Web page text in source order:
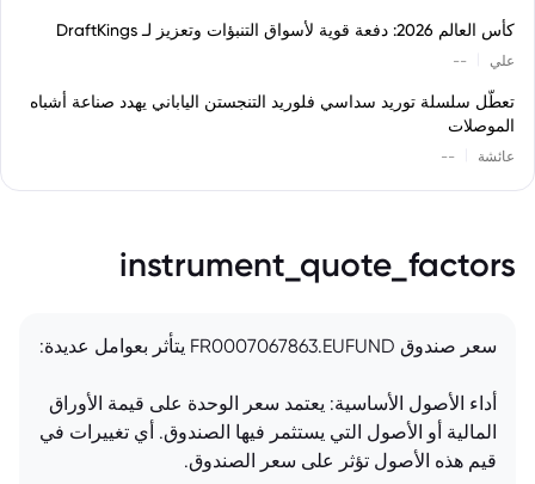
كأس العالم 2026: دفعة قوية لأسواق التنبؤات وتعزيز لـ DraftKings
علي --
تعطّل سلسلة توريد سداسي فلوريد التنجستن الياباني يهدد صناعة أشباه
الموصلات
عائشة --
instrument_quote_factors
سعر صندوق FR0007067863.EUFUND يتأثر بعوامل عديدة:
أداء الأصول الأساسية: يعتمد سعر الوحدة على قيمة الأوراق
المالية أو الأصول التي يستثمر فيها الصندوق. أي تغييرات في
قيم هذه الأصول تؤثر على سعر الصندوق.